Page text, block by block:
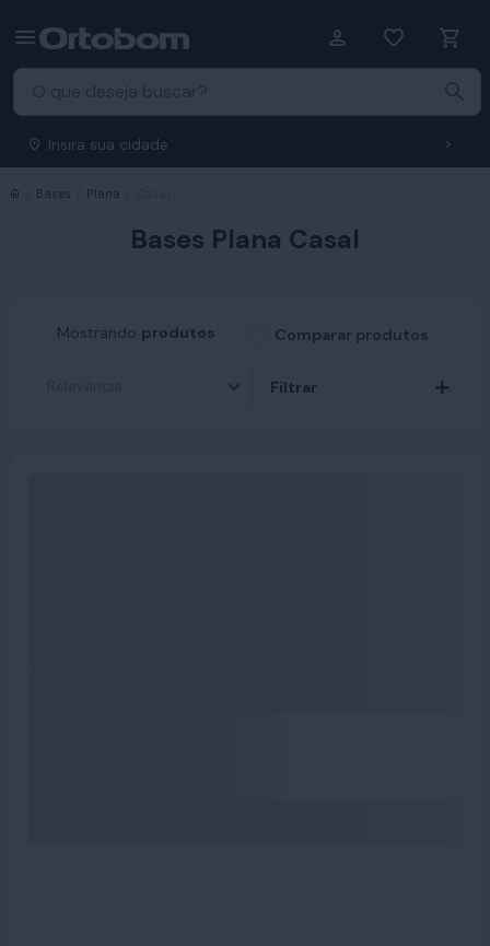
Insira sua cidade
Início
Bases Plana
Bases Plana Casal
Mostrando produtos Comparar produtos
Filtrar